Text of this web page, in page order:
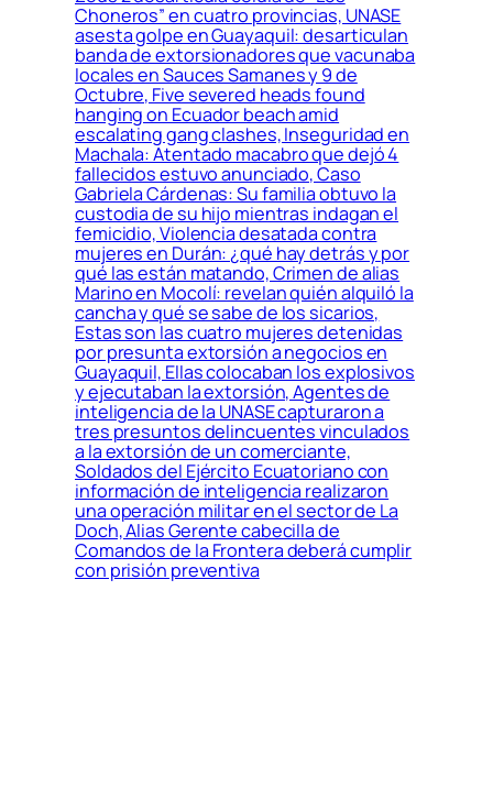
Choneros” en cuatro provincias, UNASE
asesta golpe en Guayaquil: desarticulan
banda de extorsionadores que vacunaba
locales en Sauces Samanes y 9 de
Octubre, Five severed heads found
hanging on Ecuador beach amid
escalating gang clashes, Inseguridad en
Machala: Atentado macabro que dejó 4
fallecidos estuvo anunciado, Caso
Gabriela Cárdenas: Su familia obtuvo la
custodia de su hijo mientras indagan el
femicidio, Violencia desatada contra
mujeres en Durán: ¿qué hay detrás y por
qué las están matando, Crimen de alias
Marino en Mocolí: revelan quién alquiló la
cancha y qué se sabe de los sicarios,
Estas son las cuatro mujeres detenidas
por presunta extorsión a negocios en
Guayaquil, Ellas colocaban los explosivos
y ejecutaban la extorsión, Agentes de
inteligencia de la UNASE capturaron a
tres presuntos delincuentes vinculados
a la extorsión de un comerciante,
Soldados del Ejército Ecuatoriano con
información de inteligencia realizaron
una operación militar en el sector de La
Doch, Alias Gerente cabecilla de
Comandos de la Frontera deberá cumplir
con prisión preventiva